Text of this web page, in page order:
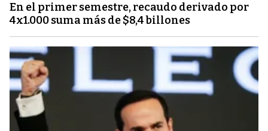
En el primer semestre, recaudo derivado por
4x1.000 suma más de $8,4 billones